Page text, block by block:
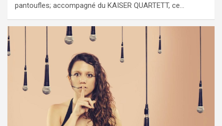
pantoufles; accompagné du KAISER QUARTETT, ce…